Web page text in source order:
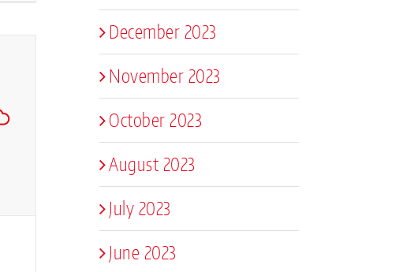
December 2023
November 2023
October 2023
August 2023
July 2023
June 2023